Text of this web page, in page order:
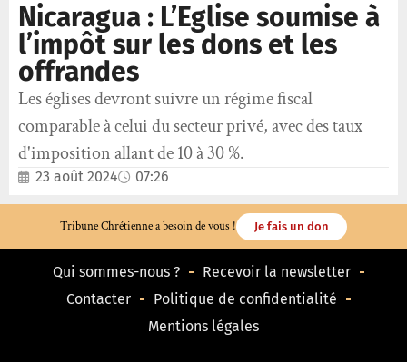
Nicaragua : L’Eglise soumise à
l’impôt sur les dons et les
offrandes
Les églises devront suivre un régime fiscal
comparable à celui du secteur privé, avec des taux
d'imposition allant de 10 à 30 %.
23 août 2024 07:26
Tribune Chrétienne a besoin de vous ! Je fais un don
Qui sommes-nous ?
Recevoir la newsletter
Contacter
Politique de confidentialité
Mentions légales